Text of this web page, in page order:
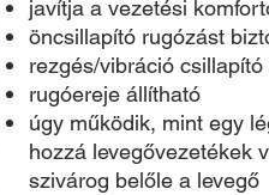
javítja a vezetési
öncsillapító rugózást
rezgés/vibráció csillapító
rugóereje állítható
úgy működik, mint egy
hozzá levegővezetékek
szivárog belőle a levegő